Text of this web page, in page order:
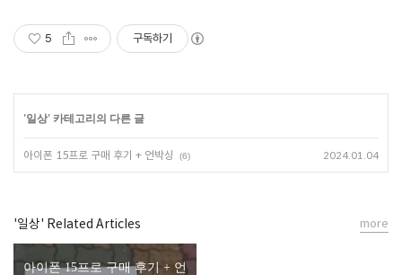
5 구독하기
'일상' 카테고리의 다른 글
아이폰 15프로 구매 후기 + 언박싱 (6) 2024.01.04
'일상' Related Articles
아이폰 15프로 구매 후기 + 언
more